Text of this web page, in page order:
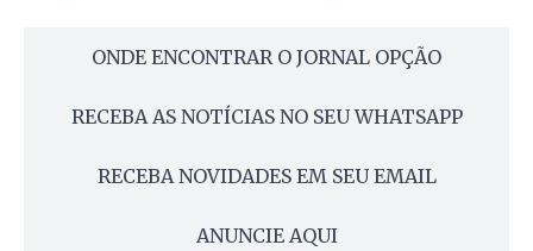
ONDE ENCONTRAR O JORNAL OPÇÃO
RECEBA AS NOTÍCIAS NO SEU WHATSAPP
RECEBA NOVIDADES EM SEU EMAIL
ANUNCIE AQUI